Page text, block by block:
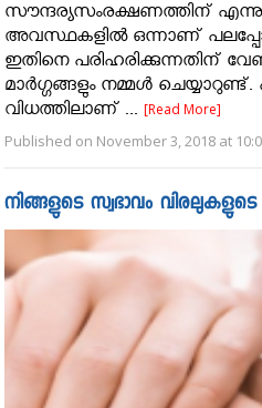
സൗന്ദര്യസംരക്ഷണത്തിന് എന്നും
അവസ്ഥകളില്‍ ഒന്നാണ്
ഇതിനെ പരിഹരിക്കുന്നതിന്
മാര്‍ഗ്ഗങ്ങളും നമ്മള്‍
വിധത്തിലാണ് ...[Read More]
Published on November 3, 2018 at
നിങ്ങളുടെ സ്വഭാവം വിരലുകളുടെ